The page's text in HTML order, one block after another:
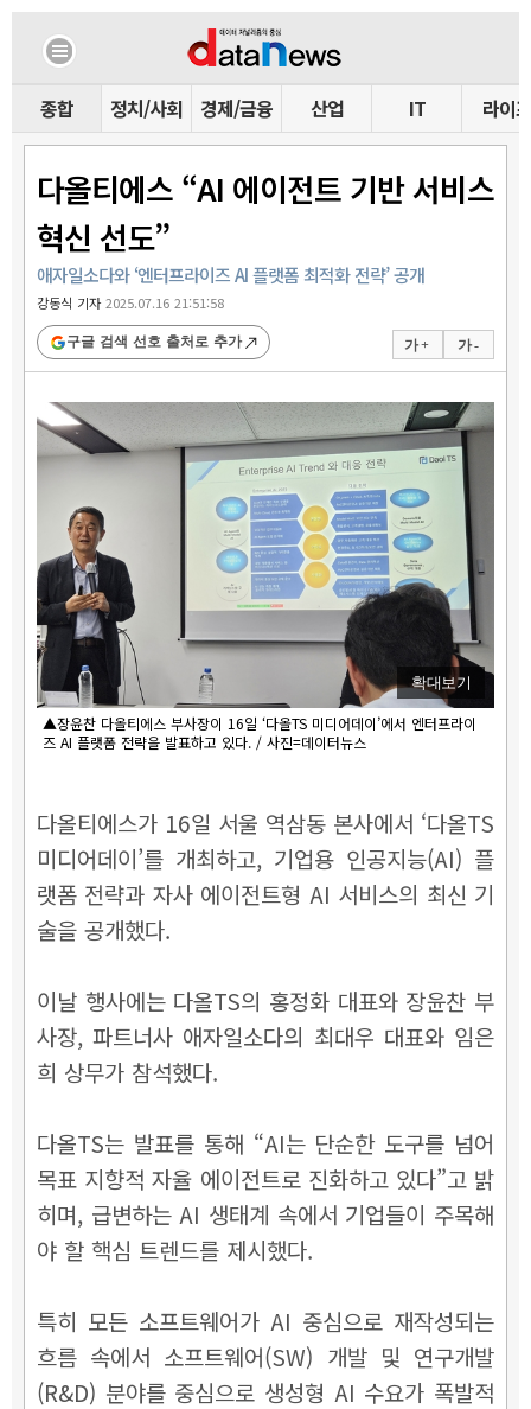
종합 정치/사회 경제/금융 산업 IT 라이프
다올티에스 “AI 에이전트 기반 서비스
혁신 선도”
애자일소다와 ‘엔터프라이즈 AI 플랫폼 최적화 전략’ 공개
강동식 기자2025.07.16 21:51:58
가 + 가 -
구글 검색 선호 출처로 추가
확대보기
▲장윤찬 다올티에스 부사장이 16일 ‘다올TS 미디어데이’에서 엔터프라이
즈 AI 플랫폼 전략을 발표하고 있다. / 사진=데이터뉴스
다올티에스가 16일 서울 역삼동 본사에서 ‘다올TS
미디어데이’를 개최하고, 기업용 인공지능(AI) 플
랫폼 전략과 자사 에이전트형 AI 서비스의 최신 기
술을 공개했다.
이날 행사에는 다올TS의 홍정화 대표와 장윤찬 부
사장, 파트너사 애자일소다의 최대우 대표와 임은
희 상무가 참석했다.
다올TS는 발표를 통해 “AI는 단순한 도구를 넘어
목표 지향적 자율 에이전트로 진화하고 있다”고 밝
히며, 급변하는 AI 생태계 속에서 기업들이 주목해
야 할 핵심 트렌드를 제시했다.
특히 모든 소프트웨어가 AI 중심으로 재작성되는
흐름 속에서 소프트웨어(SW) 개발 및 연구개발
(R&D) 분야를 중심으로 생성형 AI 수요가 폭발적